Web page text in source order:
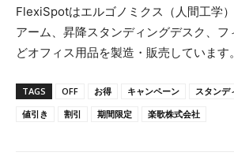
FlexiSpotはエルゴノミクス（人間工学
アーム、昇降スタンディングデスク、フ
どオフィス用品を製造・販売しています。
TAGS OFF お得 キャンペーン スタンデ
値引き
割引 期間限定 楽歌株式会社